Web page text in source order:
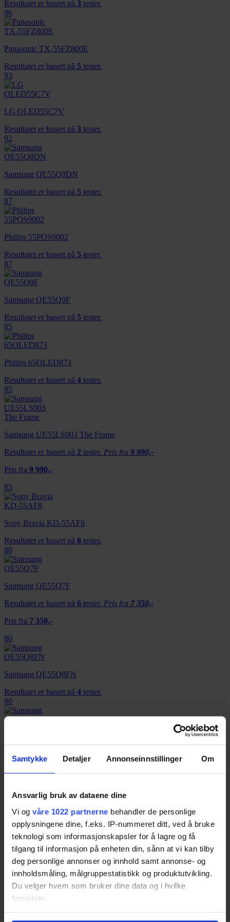
Samtykke Detaljer Annonseinnstillinger Om
Ansvarlig bruk av dataene dine
Vi og våre 1022 partnerne behandler de personlige
opplysningene dine, f.eks. IP-nummeret ditt, ved å bruke
teknologi som informasjonskapsler for å lagre og få
tilgang til informasjon på enheten din, sånn at vi kan tilby
deg personlige annonser og innhold samt annonse- og
innholdsmåling, målgruppestatistikk og produktutvikling.
Du velger hvem som bruker dine data og i hvilke
hensikter.
Resultatet er basert på 3 tester.
96
Panasonic TX-55FZ800E
Resultatet er basert på 5 tester.
93
LG OLED55C7V
Resultatet er basert på 3 tester.
92
Samsung QE55Q8DN
Resultatet er basert på 5 tester.
87
Philips 55POS9002
Resultatet er basert på 5 tester.
87
Samsung QE55Q9F
Resultatet er basert på 5 tester.
85
Philips 65OLED873
Resultatet er basert på 4 tester.
85
Samsung UE55LS003 The Frame
Resultatet er basert på 2 tester. Pris fra 9 990,-
Pris fra 9 990,-
85
Sony Bravia KD-55AF8
Resultatet er basert på 8 tester.
80
Samsung QE55Q7F
Resultatet er basert på 6 tester. Pris fra 7 350,-
Pris fra 7 350,-
80
Samsung QE55Q8FN
Resultatet er basert på 4 tester.
80
Resultatet er basert på 4tester.
Samsung UE55MU7005
Resultatet er basert på1test.
78
Philips 55PUS6703
Resultatet er basert på
tester.